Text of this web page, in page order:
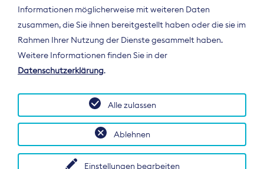
Der Bundesverband Digitalpublisher und
Zeitungsverleger (BDZV) vertritt als
Spitzenorganisation die Interessen der
Deutschland und auf EU-Ebene.
Informationen möglicherweise mit weiteren Daten
zusammen, die Sie ihnen bereitgestellt haben oder die sie im
Rahmen Ihrer Nutzung der Dienste gesammelt haben.
Weitere Informationen finden Sie in der
Datenschutzerklärung.
Einstellungen bearbeiten
Ablehnen
Alle zulassen